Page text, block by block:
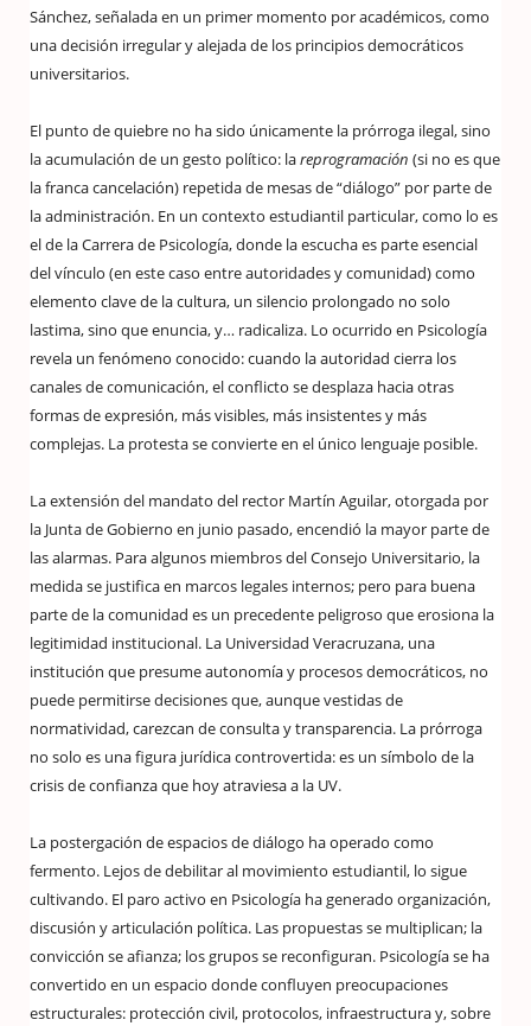
Sánchez, señalada en un primer momento por académicos, como
una decisión irregular y alejada de los principios democráticos
universitarios.
El punto de quiebre no ha sido únicamente la prórroga ilegal, sino
la acumulación de un gesto político: lareprogramación (si no es que
la franca cancelación) repetida de mesas de “diálogo” por parte de
la administración. En un contexto estudiantil particular, como lo es
el de la Carrera de Psicología, donde la escucha es parte esencial
del vínculo (en este caso entre autoridades y comunidad) como
elemento clave de la cultura, un silencio prolongado no solo
lastima, sino que enuncia, y… radicaliza. Lo ocurrido en Psicología
revela un fenómeno conocido: cuando la autoridad cierra los
canales de comunicación, el conflicto se desplaza hacia otras
formas de expresión, más visibles, más insistentes y más
complejas. La protesta se convierte en el único lenguaje posible.
La extensión del mandato del rector Martín Aguilar, otorgada por
la Junta de Gobierno en junio pasado, encendió la mayor parte de
las alarmas. Para algunos miembros del Consejo Universitario, la
medida se justifica en marcos legales internos; pero para buena
parte de la comunidad es un precedente peligroso que erosiona la
legitimidad institucional. La Universidad Veracruzana, una
institución que presume autonomía y procesos democráticos, no
puede permitirse decisiones que, aunque vestidas de
normatividad, carezcan de consulta y transparencia. La prórroga
no solo es una figura jurídica controvertida: es un símbolo de la
crisis de confianza que hoy atraviesa a la UV.
La postergación de espacios de diálogo ha operado como
fermento. Lejos de debilitar al movimiento estudiantil, lo sigue
cultivando. El paro activo en Psicología ha generado organización,
discusión y articulación política. Las propuestas se multiplican; la
convicción se afianza; los grupos se reconfiguran. Psicología se ha
convertido en un espacio donde confluyen preocupaciones
estructurales: protección civil, protocolos, infraestructura y, sobre